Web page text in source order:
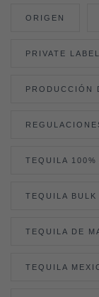
ORIGEN
PRIVATE
PRODUCCIÓN
TEQUILA 100%
TEQUILA BULK
TEQUILA DE
TEQUILA